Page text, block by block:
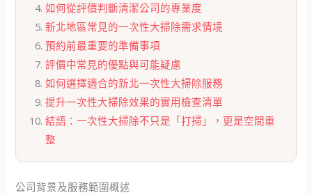
如何從評價判斷清潔公司的專業度
新北地區常見的一次性大掃除需求情境
預約前最重要的準備事項
評價中常見的優點與可能疑慮
如何選擇適合的新北一次性大掃除服務
提升一次性大掃除效果的實用檢查清單
結語：一次性大掃除不只是「打掃」，更是空間重
整
公司背景及服務範圍概述